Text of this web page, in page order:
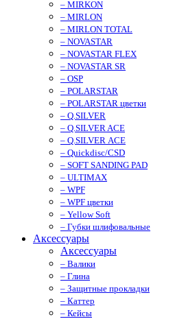
– MIRKON
– MIRLON
– MIRLON TOTAL
– NOVASTAR
– NOVASTAR FLEX
– NOVASTAR SR
– OSP
– POLARSTAR
– POLARSTAR цветки
– Q.SILVER
– Q.SILVER ACE
– Q.SILVER ACE
– Quickdisc/CSD
– SOFT SANDING PAD
– ULTIMAX
– WPF
– WPF цветки
– Yellow Soft
– Губки шлифовальные
Аксессуары
Аксессуары
– Валики
– Глина
– Защитные прокладки
– Каттер
– Кейсы